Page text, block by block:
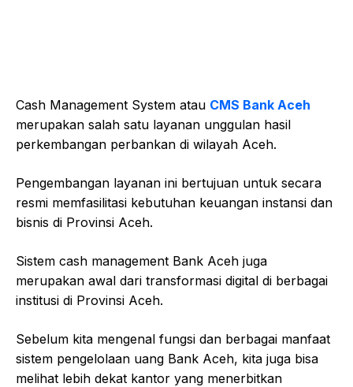
Cash Management System atau CMS Bank Aceh
merupakan salah satu layanan unggulan hasil
perkembangan perbankan di wilayah Aceh.
Pengembangan layanan ini bertujuan untuk secara
resmi memfasilitasi kebutuhan keuangan instansi dan
bisnis di Provinsi Aceh.
Sistem cash management Bank Aceh juga
merupakan awal dari transformasi digital di berbagai
institusi di Provinsi Aceh.
Sebelum kita mengenal fungsi dan berbagai manfaat
sistem pengelolaan uang Bank Aceh, kita juga bisa
melihat lebih dekat kantor yang menerbitkan